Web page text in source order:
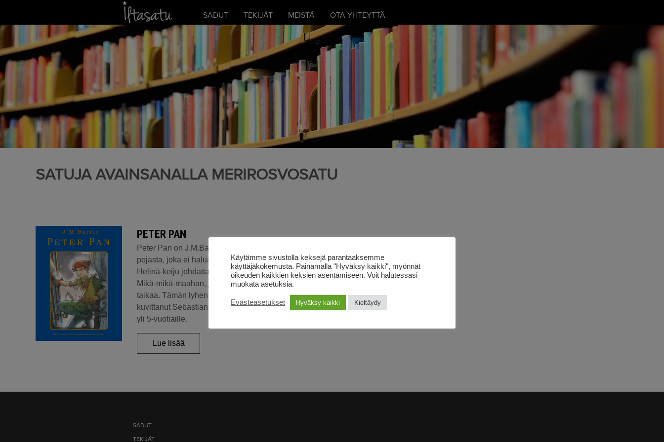
content
SADUT TEKIJÄT MEISTÄ OTA YHTEYTTÄ
SATUJA AVAINSANALLA MERIROSVOSATU
PETER PAN
Peter Pan on J.M.Barrien rakastettu tarina lentävästä
pojasta, joka ei halua kasvaa aikuiseksi. Peter Pan ja
Helinä-keiju johdattavat Leenan, Jukan ja Mikon
Mikä-mikä-maahan, joka on täynnä seikkailua ja
taikaa. Tämän lyhennellyn iltasatuversion kirjasta on
kuvittanut Sebastian Giacobino. Satu sopii parhaiten
yli 5-vuotiaille.
Lue lisää
SADUT
TEKIJÄT
Käytämme sivustolla keksejä parantaaksemme
käyttäjäkokemusta. Painamalla "Hyväksy kaikki", myönnät
oikeuden kaikkien keksien asentamiseen. Voit halutessasi
muokata asetuksia.
Evästeasetukset Hyväksy kaikki Kieltäydy